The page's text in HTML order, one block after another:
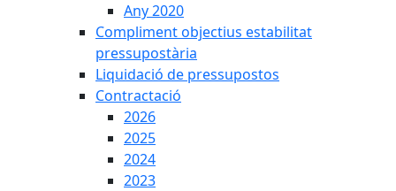
Any 2020
Compliment objectius estabilitat
pressupostària
Liquidació de pressupostos
Contractació
2026
2025
2024
2023